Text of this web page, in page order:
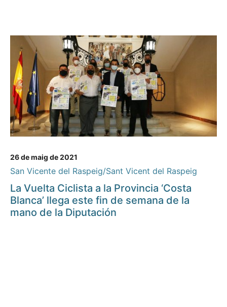
26 de maig de 2021
San Vicente del Raspeig/Sant Vicent del Raspeig
La Vuelta Ciclista a la Provincia ‘Costa
Blanca’ llega este fin de semana de la
mano de la Diputación